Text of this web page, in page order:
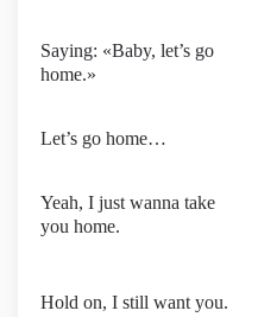
Saying: «Baby, let’s go
home.»
Let’s go home…
Yeah, I just wanna take
you home.
Hold on, I still want you.